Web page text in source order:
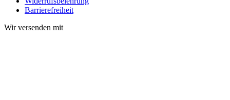
Barrierefreiheit
Wir versenden mit